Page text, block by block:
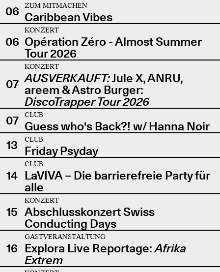
06
ZUM MITMACHEN
Caribbean Vibes
06
KONZERT
Opération Zéro - Almost Summer
Tour 2026
07
KONZERT
AUSVERKAUFT:Jule X, ANRU,
areem & Astro Burger:
DiscoTrapper Tour 2026
07
CLUB
Guess who's Back?! w/ Hanna Noir
13
CLUB
Friday Psyday
14
CLUB
LaVIVA – Die barrierefreie Party für
alle
15
KONZERT
Abschlusskonzert Swiss
Conducting Days
16
GASTVERANSTALTUNG
Explora Live Reportage:Afrika
Extrem